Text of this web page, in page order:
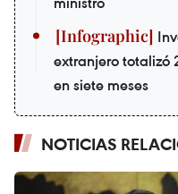
extranjero totalizó
en siete meses
NOTICIAS